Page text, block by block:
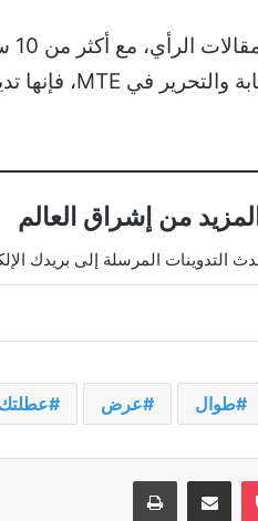
من إشراق العالم
المرسلة إلى بريدك
طوال عرض عطلتك
‫Pocketمشاركة عبر البريد طباعة